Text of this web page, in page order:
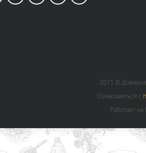
2015 ©
Ознакомиться с
Работает